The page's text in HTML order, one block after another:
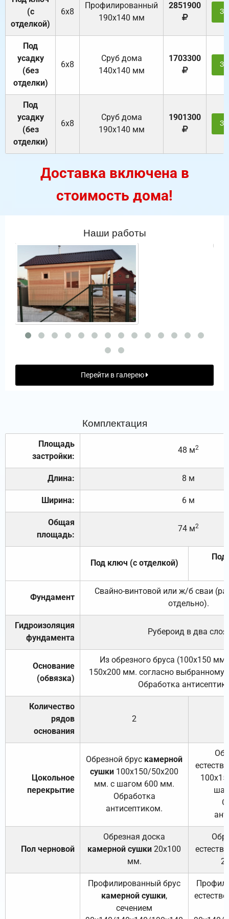
(с
отделкой)
6х8
Профилированный
190х140 мм
2851900
Под
усадку
(без
отделки)
6х8
Cруб дома
140х140 мм
1703300
Под
усадку
(без
отделки)
6х8
Cруб дома
190х140 мм
1901300
Доставка включена в
стоимость дома!
Наши работы
Перейти в галерею
Комплектация
Площадь
застройки:
48 м2
Длина: 8 м
Ширина: 6 м
Общая
площадь:
74 м2
Под ключ (с отделкой)
Под
Фундамент
Свайно-винтовой или ж/б сваи
отдельно).
Гидроизоляция
фундамента
Рубероид в два слоя.
Основание
(обвязка)
Из обрезного бруса (100х150
150х200 мм. согласно выбранному
Обработка
Количество
рядов
основания
2
Цокольное
перекрытие
Обрезной брус камерной
сушки 100х150/50х200
мм. с шагом 600 мм.
Обработка
антисептиком.
Пол черновой
Обрезная доска
камерной сушки 20х100
мм.
Профилированный брус
камерной сушки,
сечением